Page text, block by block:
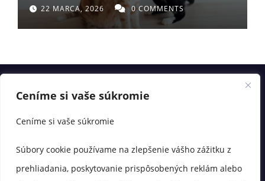
Ceníme si vaše súkromie
Ceníme si vaše súkromie
Súbory cookie používame na zlepšenie vášho zážitku z
prehliadania, poskytovanie prispôsobených reklám alebo
22 MARCA, 2026 0 COMMENTS